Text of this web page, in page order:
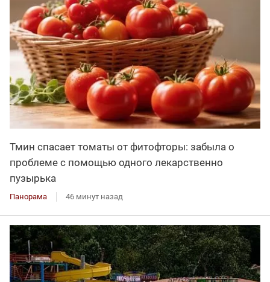
Тмин спасает томаты от фитофторы: забыла о
проблеме с помощью одного лекарственно
пузырька
Панорама 46 минут назад